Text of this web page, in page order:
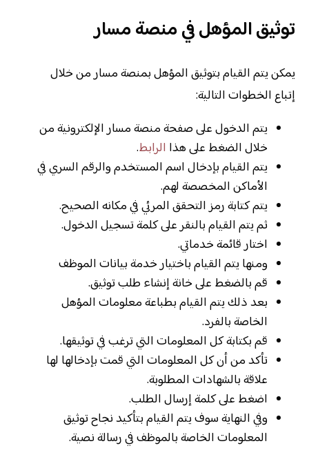
توثيق المؤهل في منصة مسار
يمكن يتم القيام بتوثيق المؤهل بمنصة مسار من خلال
إتباع الخطوات التالية:
يتم الدخول على صفحة منصة مسار الإلكترونية من
خلال الضغط على هذا الرابط.
يتم القيام بإدخال اسم المستخدم والرقم السري في
الأماكن المخصصة لهم.
يتم كتابة رمز التحقق المرئي في مكانه الصحيح.
ثم يتم القيام بالنقر على كلمة تسجيل الدخول.
اختار قائمة خدماتي.
ومنها يتم القيام باختيار خدمة بيانات الموظف
قم بالضغط على خانة إنشاء طلب توثيق.
بعد ذلك يتم القيام بطباعة معلومات المؤهل
الخاصة بالفرد.
قم بكتابة كل المعلومات التي ترغب في توثيقها.
تأكد من أن كل المعلومات التي قمت بإدخالها لها
علاقة بالشهادات المطلوبة.
اضغط على كلمة إرسال الطلب.
وفي النهاية سوف يتم القيام بتأكيد نجاح توثيق
المعلومات الخاصة بالموظف في رسالة نصية.